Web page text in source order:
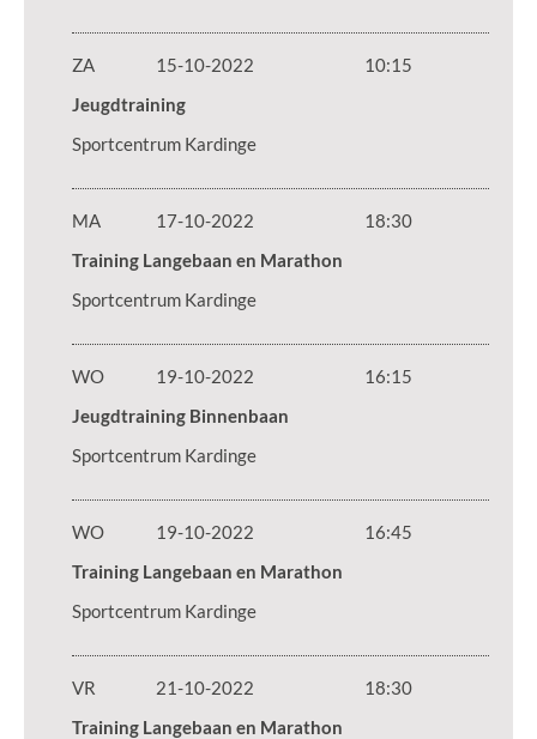
ZA 15-10-2022
10:15
Jeugdtraining
Sportcentrum Kardinge
MA 17-10-2022
18:30
Training Langebaan en Marathon
Sportcentrum Kardinge
WO 19-10-2022
16:15
Jeugdtraining Binnenbaan
Sportcentrum Kardinge
WO 19-10-2022
16:45
Training Langebaan en Marathon
Sportcentrum Kardinge
VR 21-10-2022
18:30
Training Langebaan en Marathon